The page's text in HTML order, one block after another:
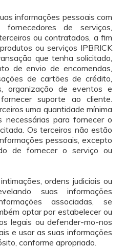
informações pessoais com
fornecedores de serviços,
ou contratados, a fim
ou serviços IPBRICK
que tenha solicitado,
de envio de encomendas,
de cartões de crédito,
organização de eventos e
suporte ao cliente.
uma quantidade mínima
necessárias para fornecer o
Os terceiros não estão
pessoais, excepto
de fornecer o serviço ou
ordens judiciais ou
suas informações
associadas, se
optar por estabelecer ou
legais ou defender-mo-nos
e usar as suas informações
conforme apropriado.